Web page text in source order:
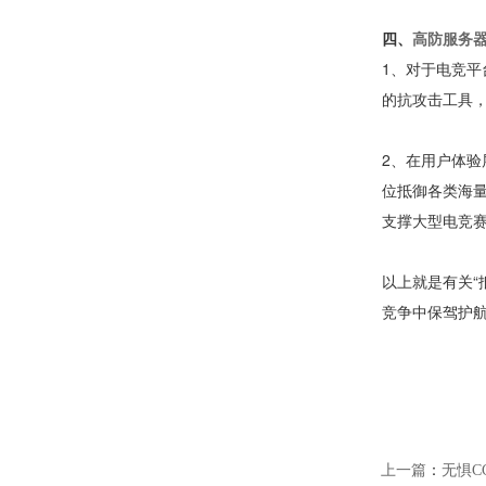
四、 高防服务
1、对于电竞
的抗攻击工具
2、在用户体
位抵御各类海
支撑大型电竞
以上就是有关
竞争中保驾护
上一篇 ： 无惧